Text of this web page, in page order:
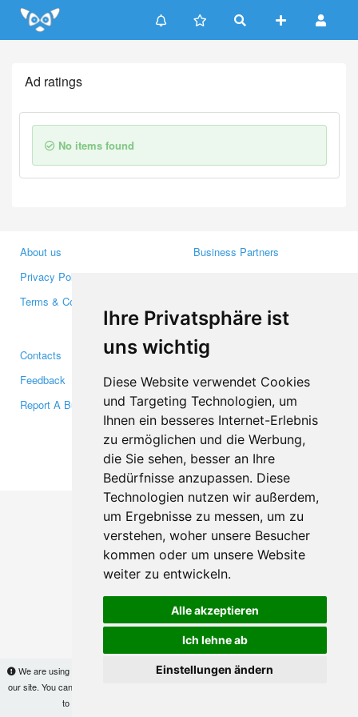
Ihre Privatsphäre ist
uns wichtig
Diese Website verwendet Cookies
und Targeting Technologien, um
Ihnen ein besseres Internet-Erlebnis
zu ermöglichen und die Werbung,
die Sie sehen, besser an Ihre
Bedürfnisse anzupassen. Diese
Technologien nutzen wir außerdem,
um Ergebnisse zu messen, um zu
verstehen, woher unsere Besucher
kommen oder um unsere Website
weiter zu entwickeln.
Alle akzeptieren
Ich lehne ab
Einstellungen ändern
Update cookies preferences
We are using cookies to provide statistics that help us give you the best experience of
our site. You can find out more
to use the site without changes, you are agreeing to it.
Ad ratings
No items found
About us
Privacy Policy
Terms & Conditions
Business Partners
Media
Contacts
Feedback
Report A Bug
Facebook
Twitter
YouTube
Google+
Makis© Copyright 2026